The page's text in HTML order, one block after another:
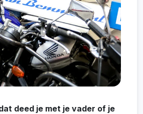
deed je met je vader of je